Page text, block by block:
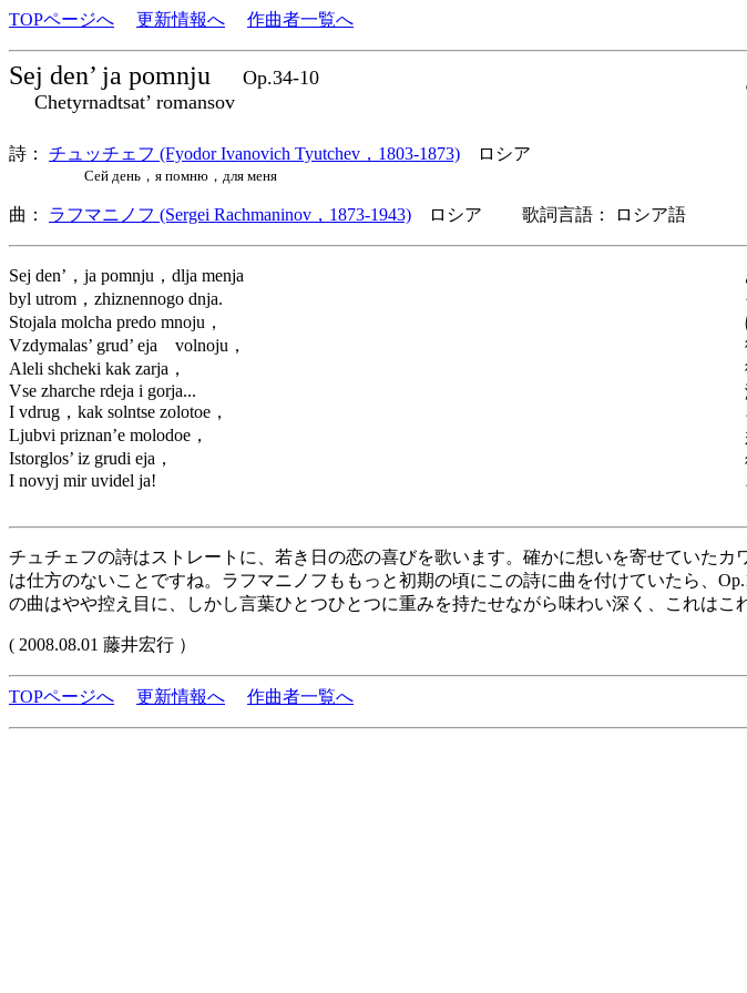
TOPページへ 更新情報へ 作曲者一覧へ
Sej den’ ja pomnju
Op.34-10
Chetyrnadtsat’ romansov
詩： チュッチェフ (Fyodor Ivanovich Tyutchev，1803-1873) ロシア
Сей день，я помню，для меня
曲： ラフマニノフ (Sergei Rachmaninov，1873-1943) ロシア 歌詞言語： ロシア語
Sej den’，ja pomnju，dlja menja
byl utrom，zhiznennogo dnja.
Stojala molcha predo mnoju，
Vzdymalas’ grud’ eja volnoju，
Aleli shcheki kak zarja，
Vse zharche rdeja i gorja...
I vdrug，kak solntse zolotoe，
Ljubvi priznan’e molodoe，
Istorglos’ iz grudi eja，
I novyj mir uvidel ja!
チュチェフの詩はストレートに、若き日の恋の喜びを歌います。確かに想いを寄せていた
は仕方のないことですね。ラフマニノフももっと初期の頃にこの詩に曲を付けていたら、
の曲はやや控え目に、しかし言葉ひとつひとつに重みを持たせながら味わい深く、これはこ
( 2008.08.01 藤井宏行 ）
TOPページへ 更新情報へ 作曲者一覧へ